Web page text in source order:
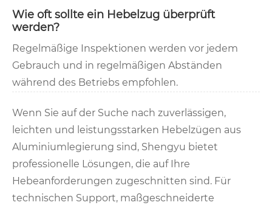
Wie oft sollte ein Hebelzug überprüft
werden?
Regelmäßige Inspektionen werden vor jedem
Gebrauch und in regelmäßigen Abständen
während des Betriebs empfohlen.
Wenn Sie auf der Suche nach zuverlässigen,
leichten und leistungsstarken Hebelzügen aus
Aluminiumlegierung sind, Shengyu bietet
professionelle Lösungen, die auf Ihre
Hebeanforderungen zugeschnitten sind. Für
technischen Support, maßgeschneiderte